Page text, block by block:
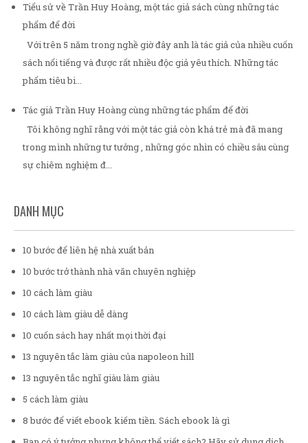
Tiểu sử về Trần Huy Hoàng, một tác giả sách cùng những tác
phẩm để đời
Với trên 5 năm trong nghề giờ đây anh là tác giả của nhiều cuốn
sách nổi tiếng và được rất nhiều độc giả yêu thích. Những tác
phẩm tiêu bi...
Tác giả Trần Huy Hoàng cùng những tác phẩm để đời
Tôi không nghĩ rằng với một tác giả còn khá trẻ mà đã mang
trong mình những tư tưởng , những góc nhìn có chiều sâu cùng
sự chiêm nghiệm đ...
DANH MỤC
10 bước để liên hệ nhà xuất bản
10 bước trở thành nhà văn chuyên nghiệp
10 cách làm giàu
10 cách làm giàu dễ dàng
10 cuốn sách hay nhất mọi thời đại
13 nguyên tắc làm giàu của napoleon hill
13 nguyên tắc nghĩ giàu làm giàu
5 cách làm giàu
8 bước để viết ebook kiếm tiền. Sách ebook là gì